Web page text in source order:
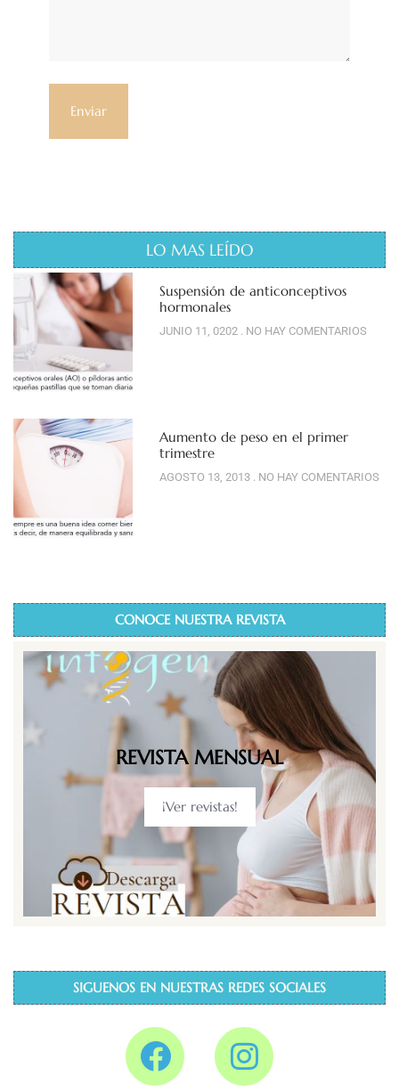
LO MAS LEÍDO
Suspensión de anticonceptivos
hormonales
JUNIO 11, 0202 NO HAY COMENTARIOS
Aumento de peso en el primer
trimestre
AGOSTO 13, 2013 NO HAY COMENTARIOS
CONOCE NUESTRA REVISTA
REVISTA MENSUAL
¡Ver revistas!
SIGUENOS EN NUESTRAS REDES SOCIALES